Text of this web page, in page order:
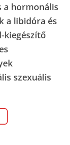
a hormonális
a libidóra és
kiegészítő
szexuális